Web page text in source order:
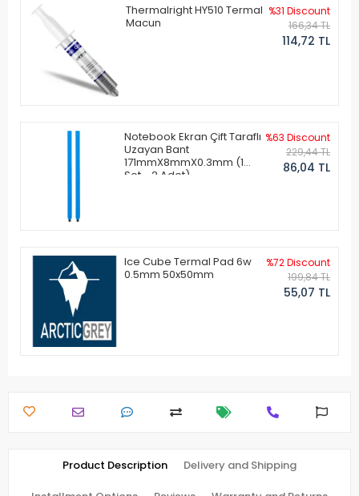
Thermalright HY510 Termal
Macun
%31 Discount
166,34 TL
114,72 TL
Notebook Ekran Çift Taraflı
Uzayan Bant
171mmX8mmX0.3mm (1
Set - 2 Adet)
%63 Discount
229,44 TL
86,04 TL
Ice Cube Termal Pad 6w
0.5mm 50x50mm
%72 Discount
199,84 TL
55,07 TL
Product Description Delivery and Shipping